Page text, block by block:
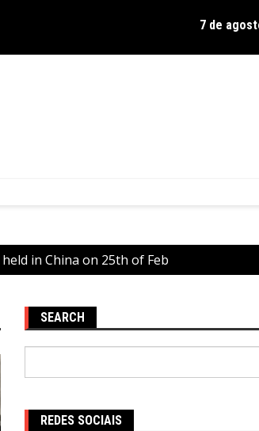
Delírios de Hamilton celebra 30 anos de
7 de
in China on 25th of Feb
SEARCH
REDES SOCIAIS